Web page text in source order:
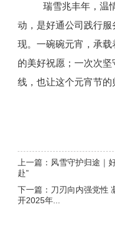
瑞雪兆丰年，温
动，是好通公司践行
现。一碗碗元宵，承
的美好祝愿；一次次
线，也让这个元宵节的
上一篇：风雪守护归途｜
赴”
下一篇：刀刃向内强党
开2025年...